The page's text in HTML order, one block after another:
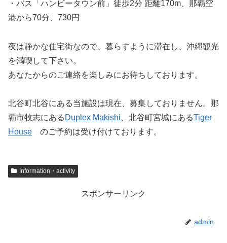
・バス「ハンビータウン前」徒歩2分 距離170m、那覇空
港から70分、730円
夜は静かな住宅街なので、暮らすように滞在し、沖縄観光
を満喫して下さい。
あなたからのご連絡を楽しみにお待ちしております。
北谷町北谷にある当施設は現在、募集しておりません。那
覇市牧志にある Duplex Makishi 、北谷町宮城にあるTiger
House のご予約は受け付けております。
Information・activity
スポンサーリンク
admin